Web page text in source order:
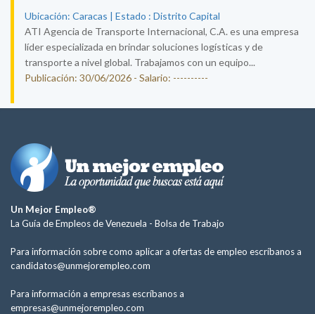
Ubicación: Caracas | Estado : Distrito Capital
ATI Agencia de Transporte Internacional, C.A. es una empresa
líder especializada en brindar soluciones logísticas y de
transporte a nivel global. Trabajamos con un equipo...
Publicación: 30/06/2026 - Salario: ----------
Un Mejor Empleo®
La Guía de Empleos de Venezuela - Bolsa de Trabajo
Para información sobre como aplicar a ofertas de empleo escríbanos a
candidatos@unmejorempleo.com
Para información a empresas escríbanos a
empresas@unmejorempleo.com